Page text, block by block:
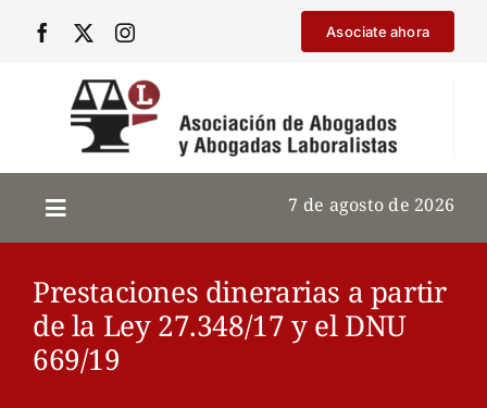
Asociate ahora
7 de agosto de 2026
Prestaciones dinerarias a partir
de la Ley 27.348/17 y el DNU
669/19